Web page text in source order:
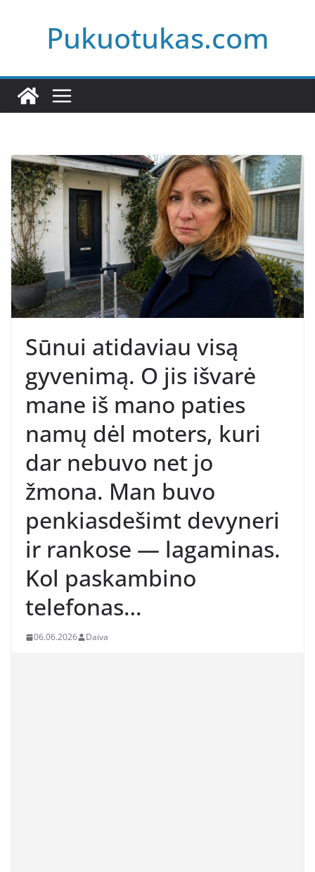
Pukuotukas.com
Sūnui atidaviau visą
gyvenimą. O jis išvarė
mane iš mano paties
namų dėl moters, kuri
dar nebuvo net jo
žmona. Man buvo
penkiasdešimt devyneri
ir rankose — lagaminas.
Kol paskambino
telefonas…
06.06.2026 Daiva